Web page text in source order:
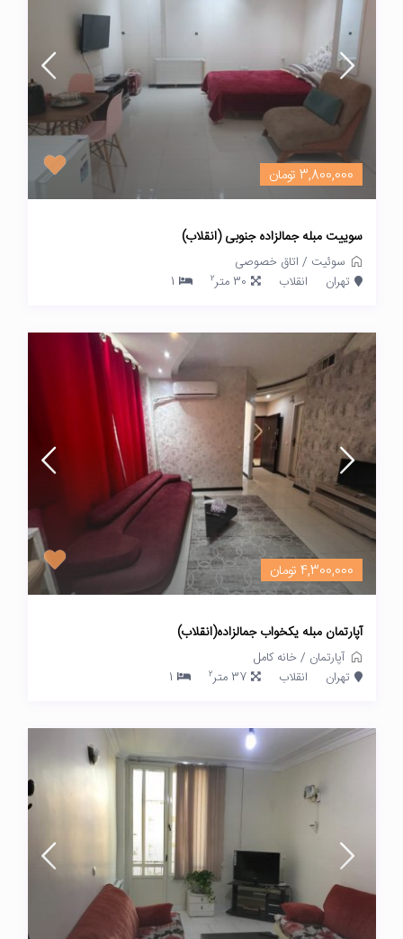
3,800,000 تومان
سوییت مبله جمالزاده جنوبی (انقلاب)
سوئیت / اتاق خصوصی
تهران
انقلاب 30 متر 2
1
4,300,000 تومان
آپارتمان مبله یکخواب جمالزاده(انقلاب)
آپارتمان /خانه کامل
تهران
انقلاب 37 متر 2
1